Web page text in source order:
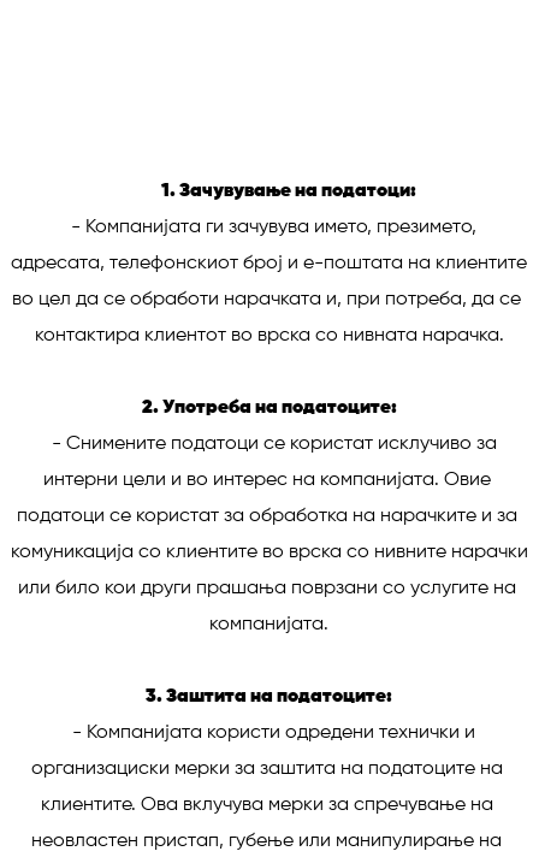
1. Зачувување на податоци:
адресата, телефонскиот број и е-поштата на клиентите
во цел да се обработи нарачката и, при потреба, да се
контактира клиентот во врска со нивната нарачка.
2. Употреба на податоците:
интерни цели и во интерес на компанијата. Овие
податоци се користат за обработка на нарачките и за
комуникација со клиентите во врска со нивните нарачки
или било кои други прашања поврзани со услугите на
компанијата.
3. Заштита на податоците:
организациски мерки за заштита на податоците на
клиентите. Ова вклучува мерки за спречување на
неовластен пристап, губење или манипулирање на